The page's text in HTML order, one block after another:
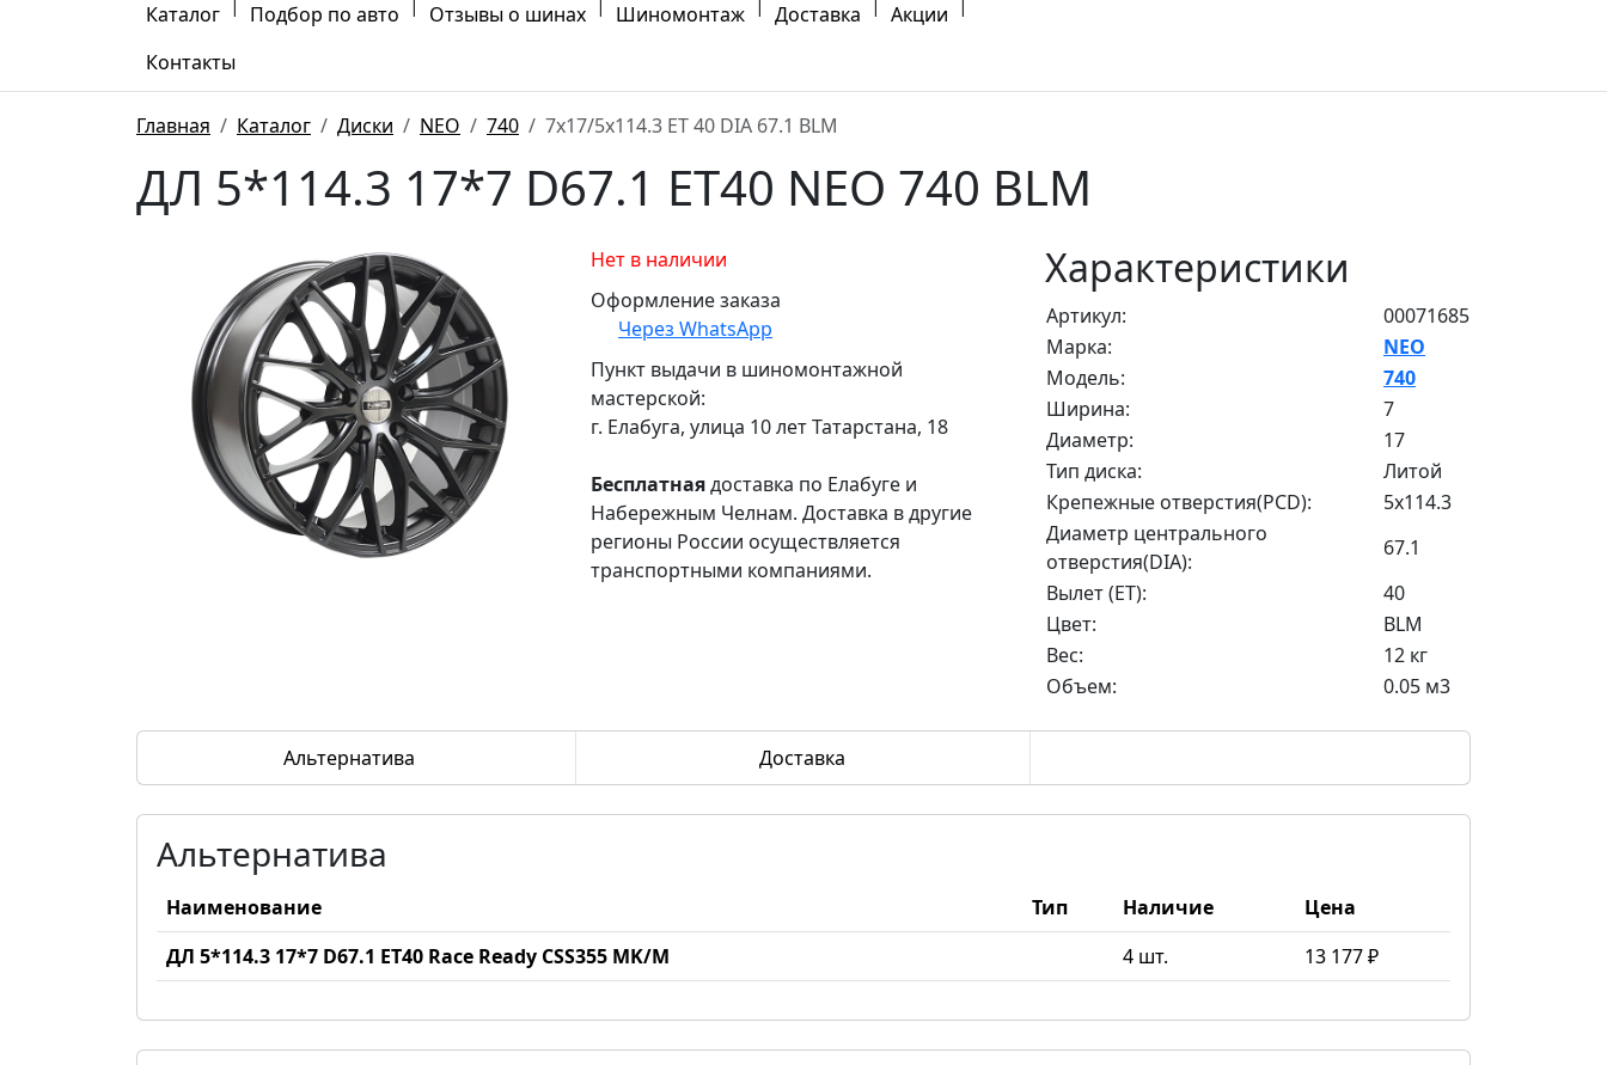
Каталог Подбор по авто Отзывы о шинах Шиномонтаж Доставка Акции
Контакты
Главная Каталог Диски NEO 740 7x17/5x114.3 ET 40 DIA 67.1 BLM
ДЛ 5*114.3 17*7 D67.1 ET40 NEO 740 BLM
Нет в наличии
Оформление заказа
Через WhatsApp
Пункт выдачи в шиномонтажной
мастерской:
г. Елабуга, улица 10 лет Татарстана, 18
Бесплатнаядоставка по Елабуге и
Набережным Челнам. Доставка в другие
регионы России осуществляется
транспортными компаниями.
Характеристики
Артикул:
00071685
Марка:
NEO
Модель:
740
Ширина:
7
Диаметр:
17
Тип диска:
Литой
Крепежные отверстия(PCD):
5x114.3
Диаметр центрального
отверстия(DIA):
67.1
Вылет (ET):
40
Цвет:
BLM
Вес:
12 кг
Объем:
0.05 м3
Альтернатива Доставка
Альтернатива
Наименование Тип Наличие
Цена
ДЛ 5*114.3 17*7 D67.1 ET40 Race Ready CSS355 MK/M
4 шт. 13 177 ₽